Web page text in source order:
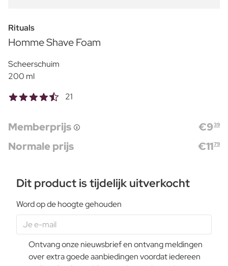
Rituals
Homme Shave Foam
Scheerschuim
200 ml
21
Memberprijs €939
Normale prijs €1179
Dit product is tijdelijk uitverkocht
Word op de hoogte gehouden
Ontvang onze nieuwsbrief en ontvang meldingen
over extra goede aanbiedingen voordat iedereen